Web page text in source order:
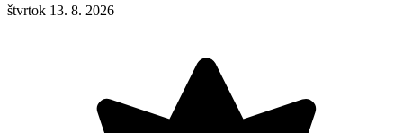
štvrtok 13. 8. 2026